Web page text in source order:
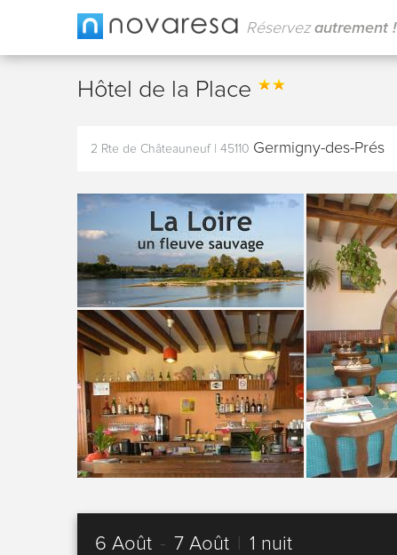
Réservezautrement !
Hôtel de la Place
2 Rte de Châteauneuf 45110 Germigny-des-Prés
6 Août - 7 Août 1 nuit